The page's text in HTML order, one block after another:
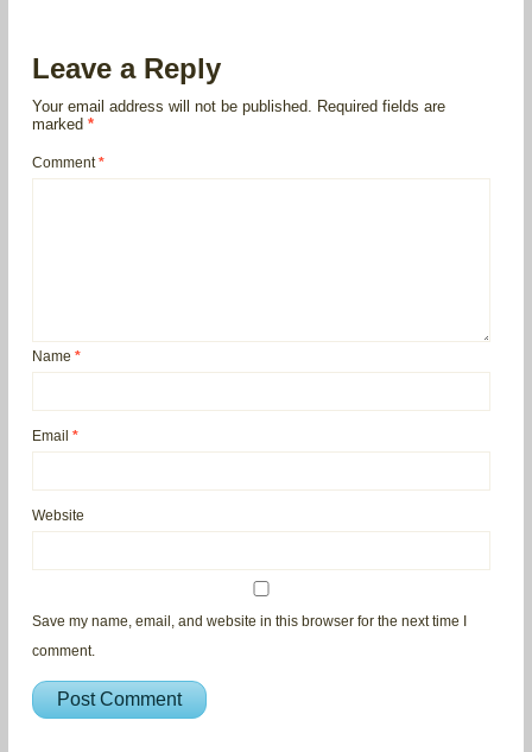
Leave a Reply
Your email address will not be published. Required fields are
marked*
Comment*
Name*
Email*
Website
Save my name, email, and website in this browser for the next time I
comment.